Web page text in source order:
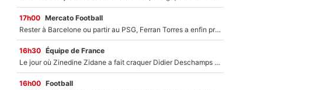
17h00 Mercato Football
Rester à Barcelone ou partir au PSG, Ferran Torres a enfin pris sa décision : La course contre la montre est lancée !
16h30 Équipe de France
Le jour où Zinedine Zidane a fait craquer Didier Deschamps en équipe de France : «Je m’en suis voulu», l’ancien sélectionneur a regretté son geste !
16h00 Football